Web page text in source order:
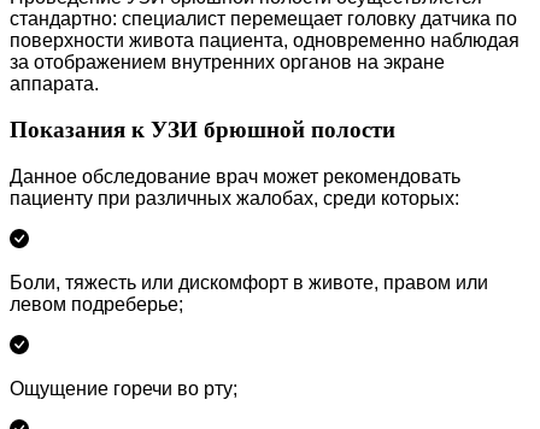
стандартно: специалист перемещает головку датчика по
поверхности живота пациента, одновременно наблюдая
за отображением внутренних органов на экране
аппарата.
Показания к УЗИ брюшной полости
Данное обследование врач может рекомендовать
пациенту при различных жалобах, среди которых:
Боли, тяжесть или дискомфорт в животе, правом или
левом подреберье;
Ощущение горечи во рту;